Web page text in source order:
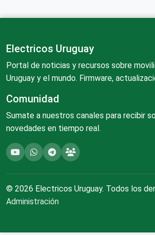
Electricos Uruguay
Portal de noticias y recursos sobre
Uruguay y el mundo. Firmware,
Comunidad
Sumate a nuestros canales para recibir
novedades en tiempo real.
© 2026 Electricos Uruguay. Todos los
Administración